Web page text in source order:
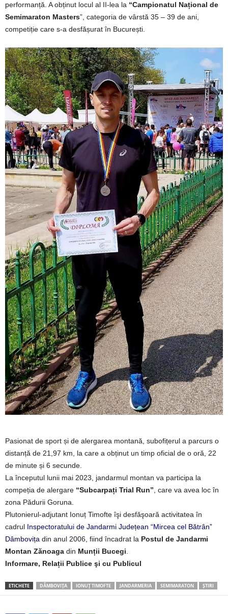
performanță. A obținut locul al II-lea la “Campionatul Național de
Semimaraton Masters”, categoria de vârstă 35 – 39 de ani,
competiție care s-a desfășurat în București.
Pasionat de sport și de alergarea montană, subofițerul a parcurs o
distanță de 21,97 km, la care a obținut un timp oficial de o oră, 22
de minute și 6 secunde.
La începutul lunii mai 2023, jandarmul montan va participa la
compeția de alergare “Subcarpați Trial Run”, care va avea loc în
zona Pădurii Goruna.
Plutonierul-adjutant Ionuț Timofte îşi desfăşoară activitatea în
cadrul Inspectoratului de Jandarmi Județean “Mircea cel Bătrân”
Dâmbovița din anul 2006, fiind încadrat la Postul de Jandarmi
Montan Zănoaga din Munții Bucegi.
Informare, Relații Publice şi cu Publicul
ETICHETE DÂMBOVIȚA IONUȚ TIMOFTE JANDARMERIA SEMIMARATON ȘTIRI